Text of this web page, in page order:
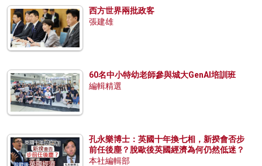
西方世界兩批政客
張建雄
60名中小特幼老師參與城大GenAI培訓班
編輯精選
孔永樂博士：英國十年換七相，新揆會否步
前任後塵？脫歐後英國經濟為何仍然低迷？
本社編輯部